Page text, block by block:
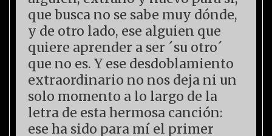
que busca no se sabe muy dónde,
y de otro lado, ese alguien que
quiere aprender a ser ´su otro´
que no es. Y ese desdoblamiento
extraordinario no nos deja ni un
solo momento a lo largo de la
letra de esta hermosa canción:
ese ha sido para mí el primer